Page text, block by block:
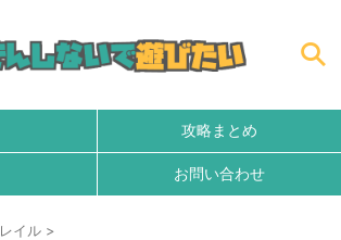
攻略まとめ
お問い合わせ
イル >